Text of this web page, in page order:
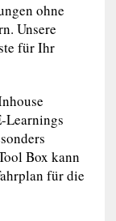
ohne
Unsere
für Ihr
Learnings
Box kann
für die